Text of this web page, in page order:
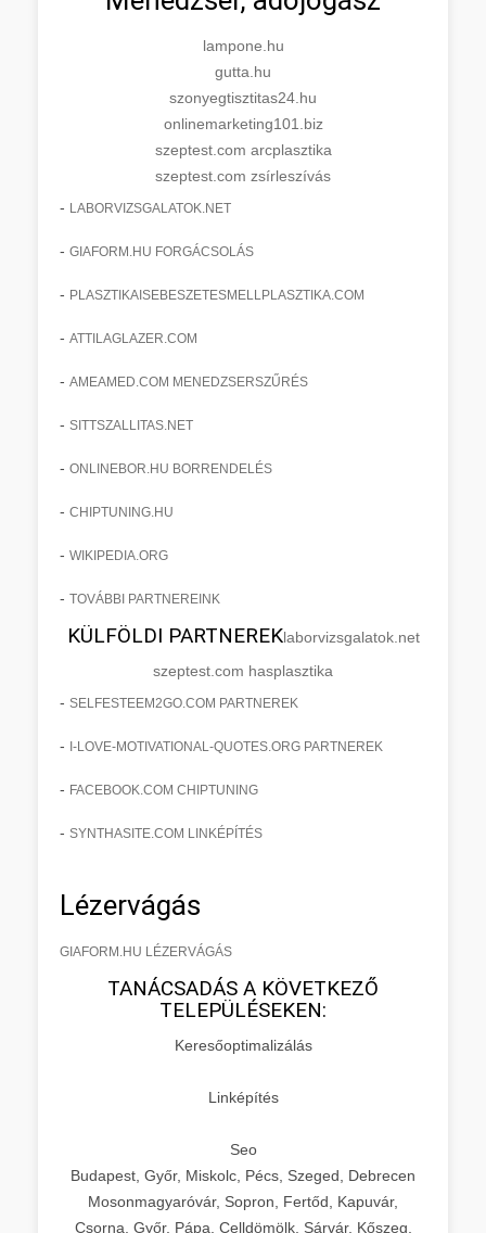
lampone.hu
gutta.hu
szonyegtisztitas24.hu
onlinemarketing101.biz
szeptest.com arcplasztika
szeptest.com zsírleszívás
- LABORVIZSGALATOK.NET
- GIAFORM.HU FORGÁCSOLÁS
- PLASZTIKAISEBESZETESMELLPLASZTIKA.COM
- ATTILAGLAZER.COM
- AMEAMED.COM MENEDZSERSZŰRÉS
- SITTSZALLITAS.NET
- ONLINEBOR.HU BORRENDELÉS
- CHIPTUNING.HU
- WIKIPEDIA.ORG
- TOVÁBBI PARTNEREINK
KÜLFÖLDI PARTNEREKlaborvizsgalatok.net
szeptest.com hasplasztika
- SELFESTEEM2GO.COM PARTNEREK
- I-LOVE-MOTIVATIONAL-QUOTES.ORG PARTNEREK
- FACEBOOK.COM CHIPTUNING
- SYNTHASITE.COM LINKÉPÍTÉS
Lézervágás
GIAFORM.HU LÉZERVÁGÁS
TANÁCSADÁS A KÖVETKEZŐ
TELEPÜLÉSEKEN:
Keresőoptimalizálás
Linképítés
Seo
Budapest, Győr, Miskolc, Pécs, Szeged, Debrecen
Mosonmagyaróvár, Sopron, Fertőd, Kapuvár,
Csorna, Győr, Pápa, Celldömölk, Sárvár, Kőszeg,